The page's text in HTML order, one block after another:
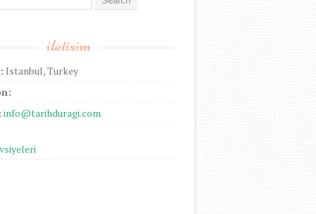
iletisim
Istanbul, Turkey
info@tarihduragi.com